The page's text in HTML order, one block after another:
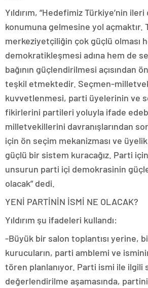
Yıldırım, “Hedefimiz Türkiye’nin
konumuna gelmesine yol açmaktır.
merkeziyetçiliğin çok güçlü olması
demokratikleşmesi adına hem de
bağının güçlendirilmesi açısından
teşkil etmektedir. Seçmen-
kuvvetlenmesi, parti üyelerinin ve
fikirlerini partileri yoluyla ifade
milletvekillerini davranışlarından
için ön seçim mekanizması ve
güçlü bir sistem kuracağız. Parti
unsurun parti içi demokrasinin
olacak” dedi.
YENİ PARTİNİN İSMİ NE OLACAK?
Yıldırım şu ifadeleri kullandı:
-Büyük bir salon toplantısı yerine,
kurucuların, parti amblemi ve
tören planlanıyor. Parti ismi ile ilgili
değerlendirilme aşamasında,